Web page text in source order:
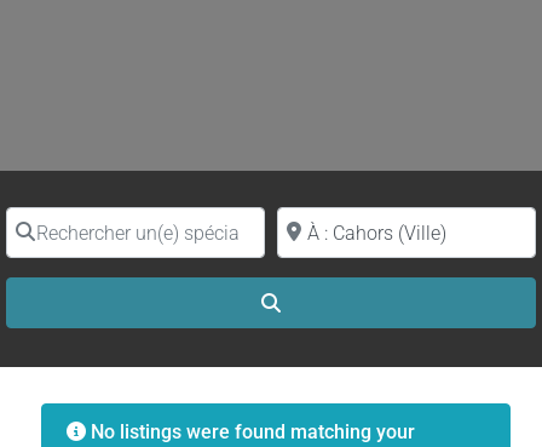
Rechercher un(e) spécialiste par nomProche de (ville ou région)
No listings were found matching your